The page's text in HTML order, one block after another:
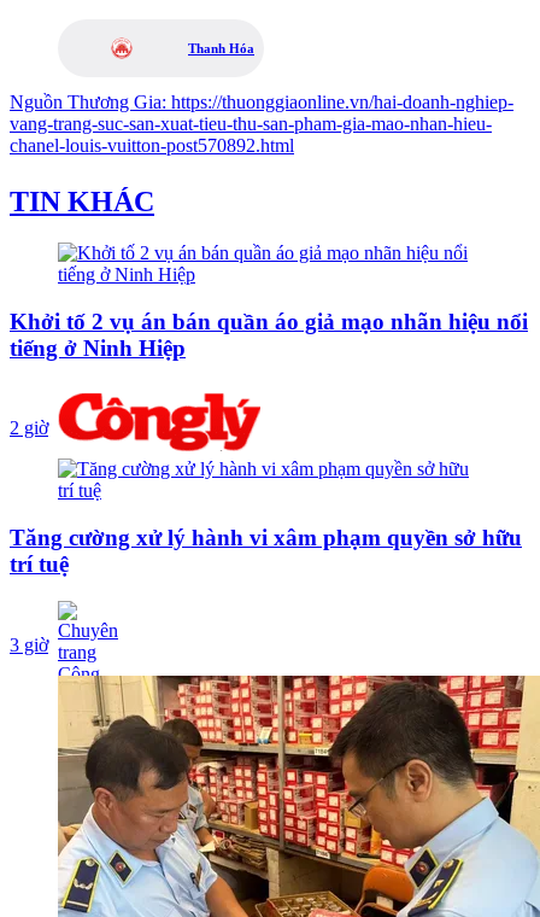
Thanh Hóa
Nguồn Thương Gia: https://thuonggiaonline.vn/hai-doanh-nghiep-
vang-trang-suc-san-xuat-tieu-thu-san-pham-gia-mao-nhan-hieu-
chanel-louis-vuitton-post570892.html
TIN KHÁC
Khởi tố 2 vụ án bán quần áo giả mạo nhãn hiệu nổi
tiếng ở Ninh Hiệp
2 giờ
Tăng cường xử lý hành vi xâm phạm quyền sở hữu
trí tuệ
3 giờ